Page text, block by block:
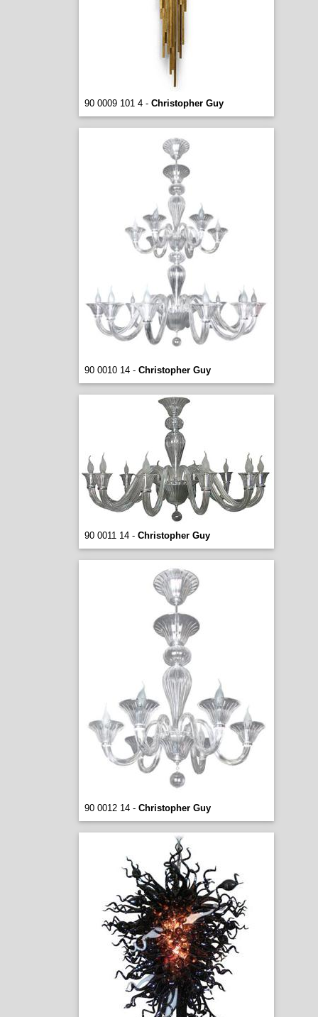
90 0009 101 4 - Christopher Guy
90 0010 14 - Christopher Guy
90 0011 14 - Christopher Guy
90 0012 14 - Christopher Guy